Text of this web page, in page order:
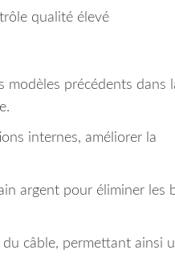
qualité élevé
précédents dans
internes, améliorer la
argent pour éliminer les
câble, permettant ainsi